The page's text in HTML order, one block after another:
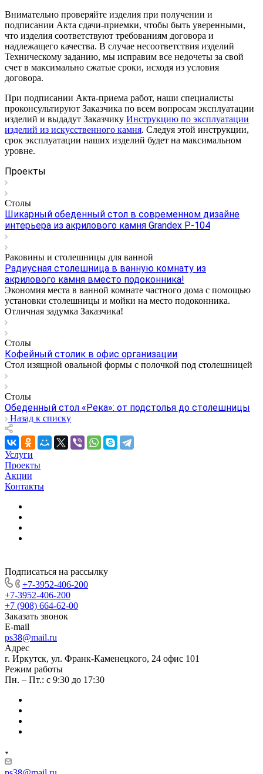
Внимательно проверяйте изделия при получении и
подписании Акта сдачи-приемки, чтобы быть уверенными,
что изделия соответствуют требованиям договора и
надлежащего качества. В случае несоответствия изделий
Техническому заданию, мы исправим все недочеты за свой
счет в максимально сжатые сроки, исходя из условия
договора.
При подписании Акта-приема работ, наши специалисты
проконсультируют Заказчика по всем вопросам эксплуатации
изделий и выдадут Заказчику Инструкцию по эксплуатации
изделий из искусственного камня. Следуя этой инструкции,
срок эксплуатации наших изделий будет на максимальном
уровне.
Проекты
Столы
Шикарный обеденный стол в современном дизайне
интерьера из акрилового камня Grandex P-104
Раковины и столешницы для ванной
Радиусная столешница в ванную комнату из
акрилового камня вместо подоконника!
Экономия места в ванной комнате частного дома с помощью
установки столешницы и мойки на место подоконника.
Отличная задумка Заказчика!
Столы
Кофейный столик в офис организации
Стол изящной овальной формы с полочкой под столешницей
Столы
Обеденный стол «Река»: от подстолья до столешницы
Назад к списку
Услуги
Проекты
Акции
Контакты
Подписаться на рассылку
+7-3952-406-200
+7-3952-406-200
+7 (908) 664-62-00
Заказать звонок
E-mail
ps38@mail.ru
Адрес
г. Иркутск, ул. Франк-Каменецкого, 24 офис 101
Режим работы
Пн. – Пт.: с 9:30 до 17:30